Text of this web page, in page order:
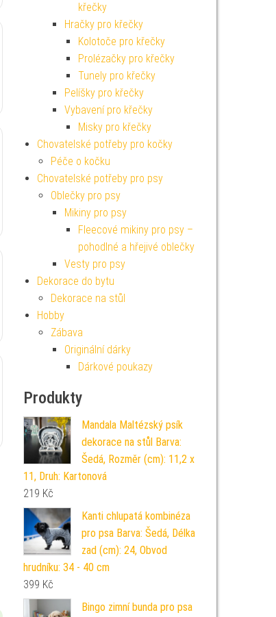
křečky
Hračky pro křečky
Kolotoče pro křečky
Prolézačky pro křečky
Tunely pro křečky
Pelíšky pro křečky
Vybavení pro křečky
Misky pro křečky
Chovatelské potřeby pro kočky
Péče o kočku
Chovatelské potřeby pro psy
Oblečky pro psy
Mikiny pro psy
Fleecové mikiny pro psy –
pohodlné a hřejivé oblečky
Vesty pro psy
Dekorace do bytu
Dekorace na stůl
Hobby
Zábava
Originální dárky
Dárkové poukazy
Produkty
Mandala Maltézský psík
dekorace na stůl Barva:
Šedá, Rozměr (cm): 11,2 x
11, Druh: Kartonová
219 Kč
Kanti chlupatá kombinéza
pro psa Barva: Šedá, Délka
zad (cm): 24, Obvod
hrudníku: 34 - 40 cm
399 Kč
Bingo zimní bunda pro psa